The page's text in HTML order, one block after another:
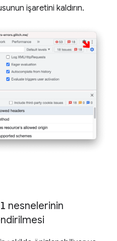
işaretini kaldırın.
nesnelerinin